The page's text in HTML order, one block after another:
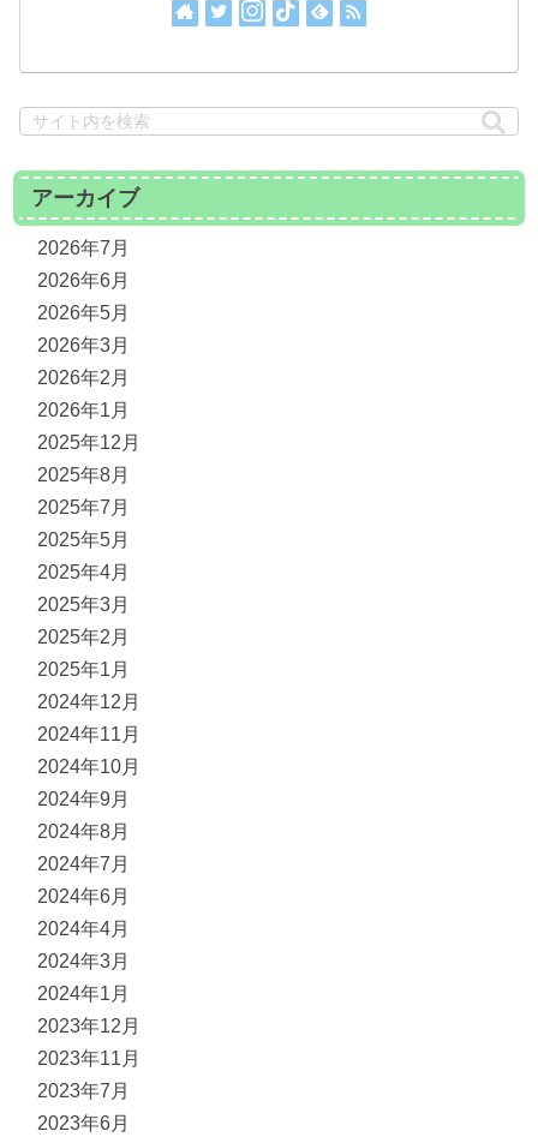
アーカイブ
2026年7月
2026年6月
2026年5月
2026年3月
2026年2月
2026年1月
2025年12月
2025年8月
2025年7月
2025年5月
2025年4月
2025年3月
2025年2月
2025年1月
2024年12月
2024年11月
2024年10月
2024年9月
2024年8月
2024年7月
2024年6月
2024年4月
2024年3月
2024年1月
2023年12月
2023年11月
2023年7月
2023年6月